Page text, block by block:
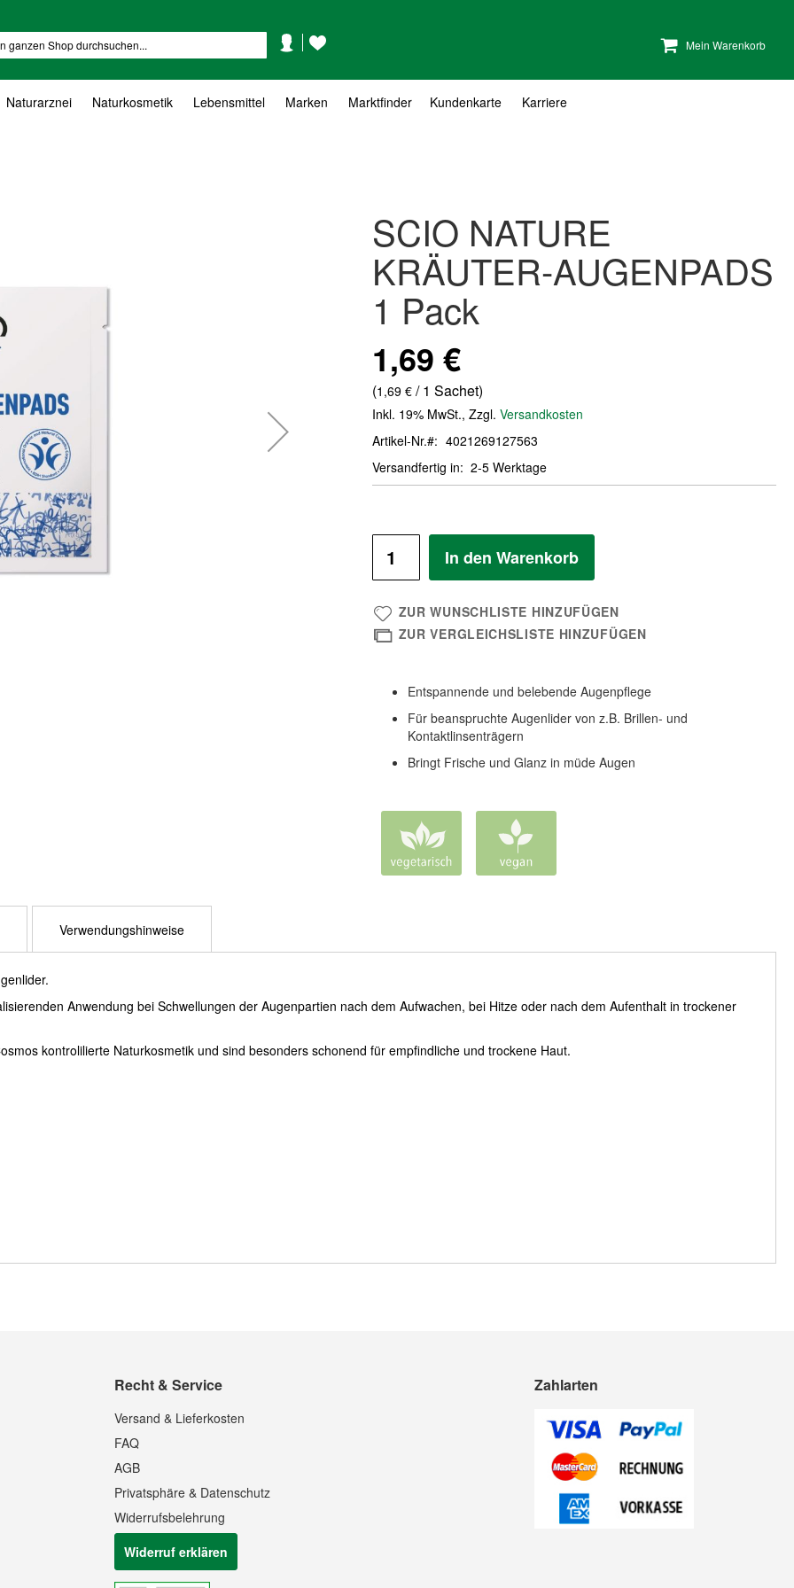
Mein Warenkorb
KontoWunschzettel
Naturarznei Naturkosmetik Lebensmittel Marken Marktfinder Kundenkarte Karriere
SCIO NATURE
KRÄUTER-AUGENPADS
1 Pack
1,69 €
(1,69 €/ 1 Sachet)
Inkl. 19% MwSt., Zzgl. Versandkosten
Artikel-Nr.
4021269127563
Versandfertig in
2-5 Werktage
In den Warenkorb
ZUR WUNSCHLISTE HINZUFÜGEN
ZUR VERGLEICHSLISTE HINZUFÜGEN
Entspannende und belebende Augenpflege
Für beanspruchte Augenlider von z.B. Brillen- und
Kontaktlinsenträgern
Bringt Frische und Glanz in müde Augen
Anwendung bei Schwellungen der Augenpartien nach dem Aufwachen, bei Hitze oder nach dem Aufenthalt in trockener
kontrolilierte Naturkosmetik und sind besonders schonend für empfindliche und trockene Haut.
Verwendungshinweise
Recht & Service
Versand & Lieferkosten
FAQ
AGB
Privatsphäre & Datenschutz
Widerrufsbelehrung
Widerruf erklären
Zahlarten